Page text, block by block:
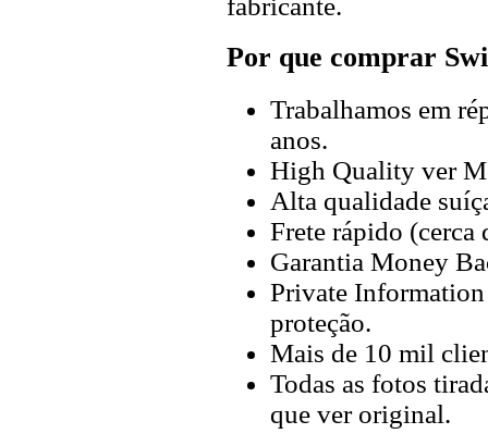
Por que comprar
Trabalhamos em
anos.
High Quality ver
Alta qualidade
Frete rápido (cerca
Garantia Money
Private
proteção.
Mais de 10 mil
Todas as fotos
que ver original.